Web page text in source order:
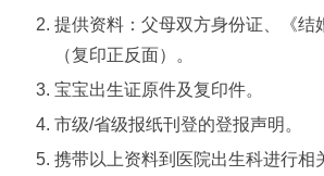
提供资料：父母双方身份证、《结
（复印正反面）。
宝宝出生证原件及复印件。
市级/省级报纸刊登的登报声明。
携带以上资料到医院出生科进行相